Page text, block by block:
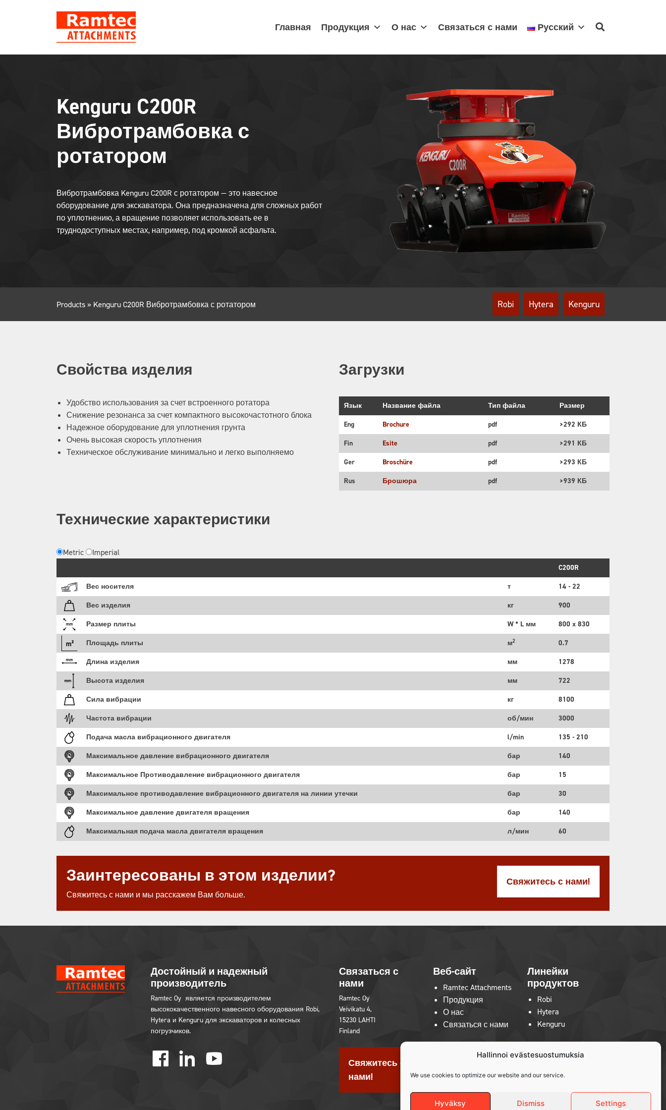
Hallinnoi evästesuostumuksia
We use cookies to optimize our website and our service.
Hyväksy Dismiss Settings
Главная Продукция О нас Связаться с нами Русский
Kenguru C200R
Вибротрамбовка с
ротатором
Вибротрамбовка Kenguru C200R с ротатором — это навесное
оборудование для экскаватора. Она предназначена для сложных работ
по уплотнению, а вращение позволяет использовать ее в
труднодоступных местах, например, под кромкой асфальта.
Products » Kenguru C200R Вибротрамбовка с ротатором Robi Hytera Kenguru
Свойства изделия
Удобство использования за счет встроенного ротатора
Снижение резонанса за счет компактного высокочастотного блока
Надежное оборудование для уплотнения грунта
Очень высокая скорость уплотнения
Техническое обслуживание минимально и легко выполняемо
Загрузки
Язык Название файла Тип файла
Размер
Eng
Brochure pdf
>292 КБ
Fin
Esite pdf
>291 КБ
Ger
Broschüre pdf
>293 КБ
Rus
Брошюра pdf >939 КБ
Технические характеристики
Metric Imperial
C200R
Вес носителя
т
14 - 22
Вес изделия
кг
900
Размер плиты
W * L мм
800 x 830
Площадь плиты
м2
0.7
Длина изделия
мм
1278
Высота изделия
мм
722
Сила вибрации
кг
8100
Частота вибрации
об/мин
3000
Подача масла вибрационного двигателя
l/min
135 - 210
Максимальное давление вибрационного двигателя
бар
140
Максимальное Противодавление вибрационного двигателя
бар
15
Максимальное противодавление вибрационного двигателя на линии утечки
бар
30
Максимальное давление двигателя вращения
бар
140
Максимальная подача масла двигателя вращения
л/мин 60
Заинтересованы в этом изделии?
Свяжитесь с нами и мы расскажем Вам больше.
Свяжитесь с нами!
Достойный и надежный
производитель
Ramtec Oy является производителем
высококачественного навесного оборудования Robi,
Hytera и Kenguru для экскаваторов и колесных
погрузчиков.
facebook linkedin
Связаться с
нами
Ramtec Oy
Veivikatu 4,
15230 LAHTI
Finland
Свяжитесь с
нами!
Веб-сайт
Ramtec Attachments
Продукция
О нас
Связаться с нами
Линейки
продуктов
Robi
Hytera
Kenguru